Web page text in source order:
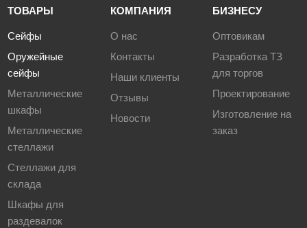
ТОВАРЫ
Сейфы
Оружейные
сейфы
Металлические
шкафы
Металлические
стеллажи
Стеллажи для
склада
Шкафы для
раздевалок
КОМПАНИЯ
О нас
Контакты
Наши клиенты
Отзывы
Новости
БИЗНЕСУ
Оптовикам
Разработка ТЗ
для торгов
Проектирование
Изготовление на
заказ